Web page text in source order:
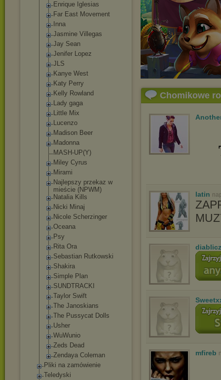
Enrique Iglesias
Far East Movement
Inna
Jasmine Villegas
Jay Sean
Jenifer Lopez
JLS
Kanye West
Katy Perry
Kelly Rowland
Lady gaga
Little Mix
Lucenzo
Madison Beer
Madonna
MASH-UP(Y)
Miley Cyrus
Mirami
Najlepszy przekaz w
mieście (NPWM)
Natalia Kills
Nicki Minaj
Nicole Scherzinger
Oceana
Psy
Rita Ora
Sebastian Rutkowski
Shakira
Simple Plan
SUNDTRACKI
Taylor Swift
The Janoskians
The Pussycat Dolls
Usher
WuWunio
Zeds Dead
Zendaya Coleman
Pliki na zamówienie
Teledyski
Chomikowe
latin
mfireb